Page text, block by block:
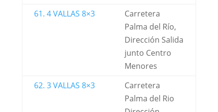
61. 4 VALLAS 8×3
Carretera
Palma del Río,
Dirección Salida
junto Centro
Menores
62. 3 VALLAS 8×3
Carretera
Palma del Rio